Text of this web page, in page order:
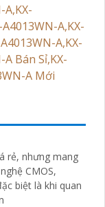
rẻ, nhưng mang
biệt là khi quan